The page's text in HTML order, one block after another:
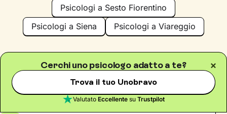
Psicologi a Sesto Fiorentino
Psicologi a Siena
Psicologi a Viareggio
Cerchi uno psicologo adatto a te?
Trova il tuo Unobravo
Valutato Eccellentesu Trustpilot
Iscriviti alla newsletter